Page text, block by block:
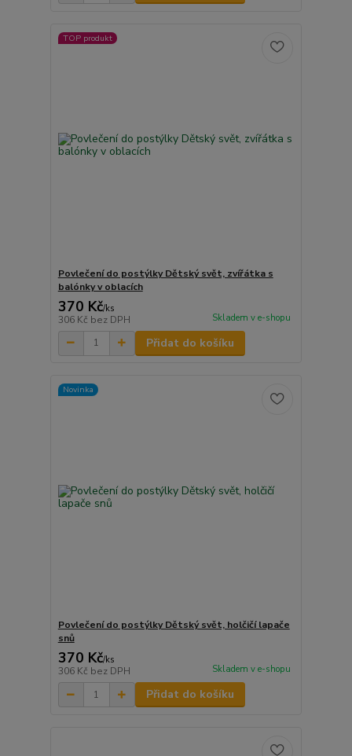
TOP produkt
Povlečení do postýlky Dětský svět, zvířátka s
balónky v oblacích
370 Kč/ks
306 Kč bez DPH Skladem v e-shopu
Přidat do košíku
Novinka
Povlečení do postýlky Dětský svět, holčičí lapače
snů
370 Kč/ks
306 Kč bez DPH Skladem v e-shopu
Přidat do košíku